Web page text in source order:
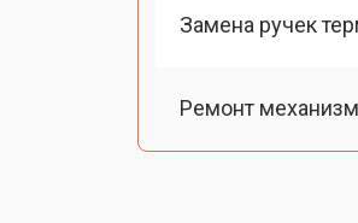
Замена ручек
Ремонт